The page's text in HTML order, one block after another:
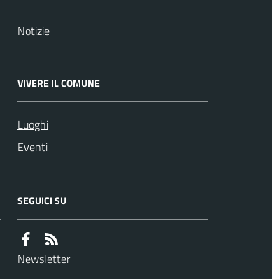
Notizie
VIVERE IL COMUNE
Luoghi
Eventi
SEGUICI SU
Newsletter